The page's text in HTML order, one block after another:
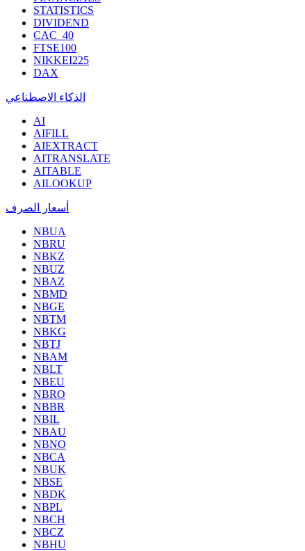
STATISTICS
DIVIDEND
CAC_40
FTSE100
NIKKEI225
DAX
الذكاء الاصطناعي
AI
AIFILL
AIEXTRACT
AITRANSLATE
AITABLE
AILOOKUP
أسعار الصرف
NBUA
NBRU
NBKZ
NBUZ
NBAZ
NBMD
NBGE
NBTM
NBKG
NBTJ
NBAM
NBLT
NBEU
NBRO
NBBR
NBIL
NBAU
NBNO
NBCA
NBUK
NBSE
NBDK
NBPL
NBCH
NBCZ
NBHU